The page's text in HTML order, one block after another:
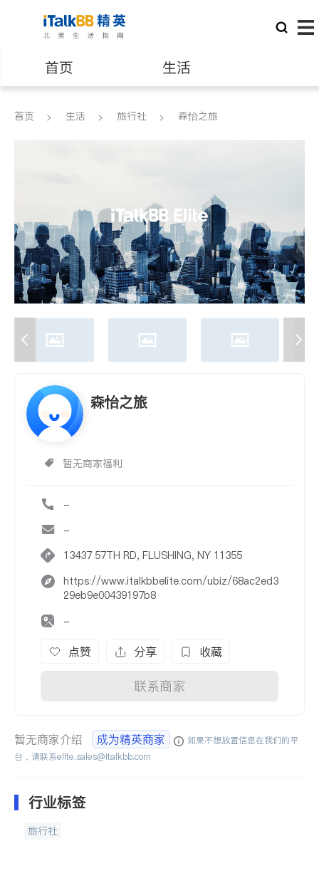
首页 生活
医生 律师
养老 非盈利组织
首页 生活 旅行社 森怡之旅
森怡之旅
暂无商家福利
-
-
13437 57TH RD, FLUSHING, NY 11355
https://www.italkbbelite.com/ubiz/68ac2ed3
29eb9e00439197b8
-
点赞 分享 收藏
联系商家
暂无商家介绍 成为精英商家
如果不想放置信息在我们的平
台，请联系elite.sales@italkbb.com
行业标签
旅行社